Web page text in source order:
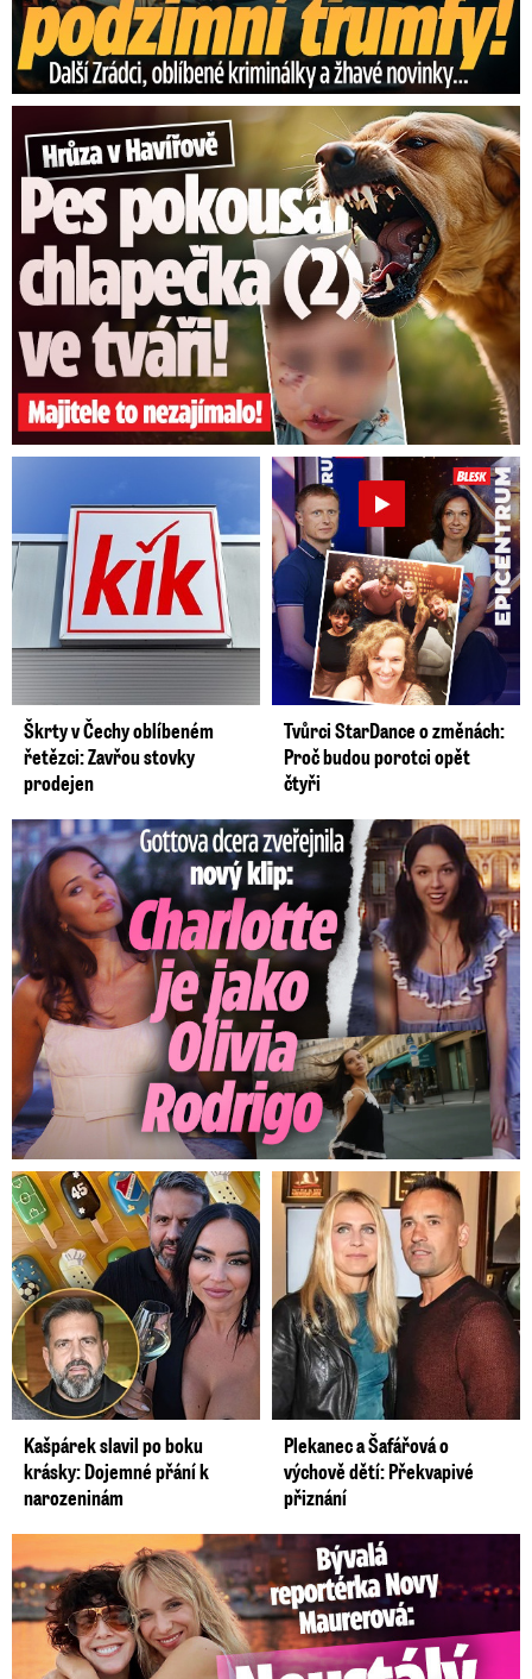
Hrůza v Havířově: Pes pokousal chlapečka (2) ve tváři!
Škrty v Čechy oblíbeném
řetězci: Zavřou stovky
prodejen
Tvůrci StarDance o změnách:
Proč budou porotci opět
čtyři
Gottova dcera zveřejnila nový klip: Je jako Olivie Rodrigo!
Kašpárek slavil po boku
krásky: Dojemné přání k
narozeninám
Plekanec a Šafářová o
výchově dětí: Překvapivé
přiznání
Bývalá reportérka Novy Maurerová: Neustálý boj o lásku s ...